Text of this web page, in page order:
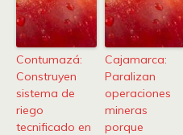
Contumazá:
Construyen
sistema de
riego
tecnificado en
Cajamarca:
Paralizan
operaciones
mineras
porque